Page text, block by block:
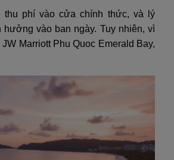
thu phí vào cửa chính thức, và lý
vào ban ngày. Tuy nhiên, vì
Marriott Phu Quoc Emerald Bay,